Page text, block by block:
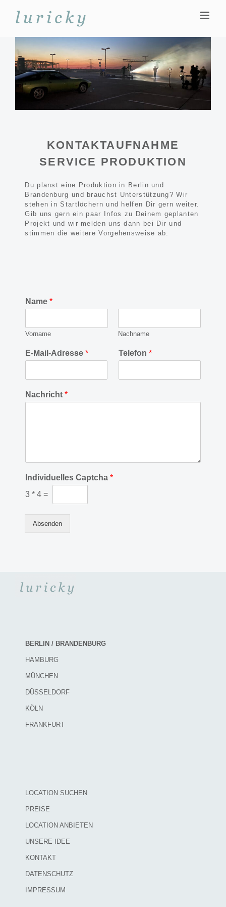
springen
KONTAKTAUFNAHME
SERVICE PRODUKTION
Du planst eine Produktion in Berlin und
Brandenburg und brauchst Unterstützung? Wir
stehen in Startlöchern und helfen Dir gern weiter.
Gib uns gern ein paar Infos zu Deinem geplanten
Projekt und wir melden uns dann bei Dir und
stimmen die weitere Vorgehensweise ab.
Name*
Vorname Nachname
E-Mail-Adresse* Telefon *
Nachricht*
Individuelles Captcha*
3 * 4 =
Absenden
BERLIN / BRANDENBURG
HAMBURG
MÜNCHEN
DÜSSELDORF
KÖLN
FRANKFURT
LOCATION SUCHEN
PREISE
LOCATION ANBIETEN
UNSERE IDEE
KONTAKT
DATENSCHUTZ
IMPRESSUM